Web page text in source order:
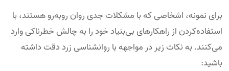
برای نمونه، اشخاصی که با مشکلات جدی روان روبه‌رو هستند، با
استفاده‌کردن از راهکارهای بی‌بنیاد خود را به چالش خطرناکی وارد
می‌کنند. به نکات زیر در مواجهه با روانشناسی زرد دقت داشته
باشید: